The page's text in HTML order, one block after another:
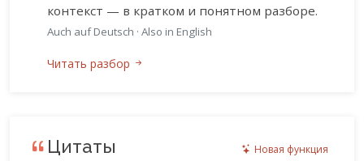
контекст — в кратком и понятном разборе.
Auch auf Deutsch · Also in English
Читать разбор
Цитаты Новая функция